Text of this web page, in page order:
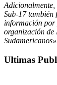
Sub-17 también
información
organización de
Ultimas